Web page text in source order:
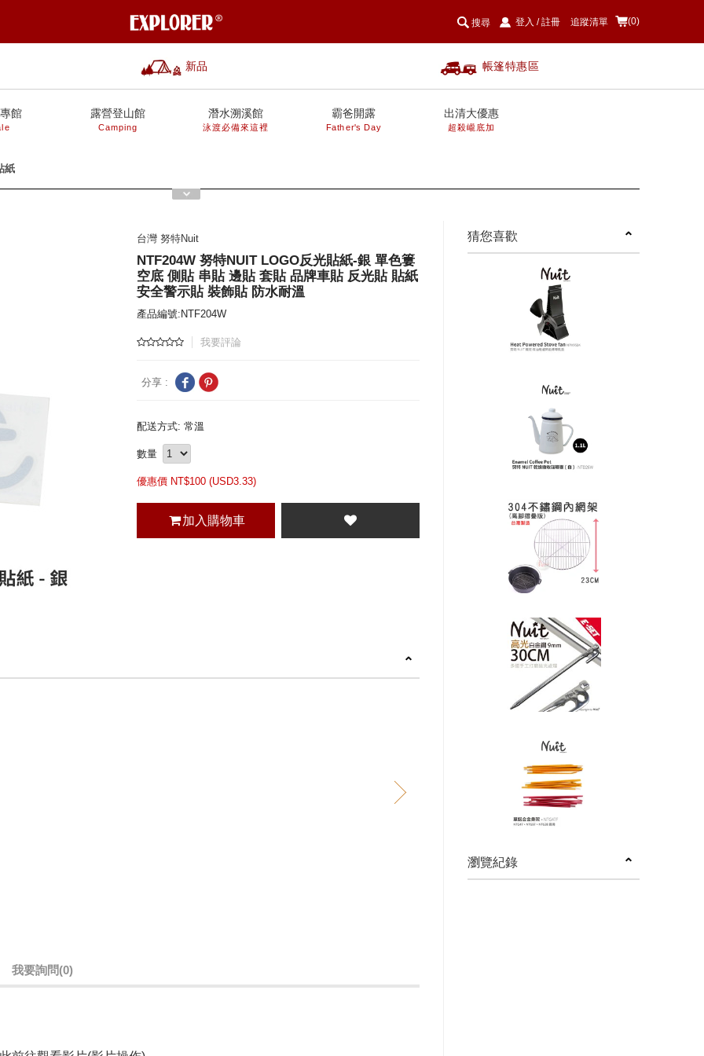
(0)
登入 / 註冊 追蹤清單
新品 帳篷特惠區
搜尋
館 露營登山館
Camping
潛水溯溪館
泳渡必備來這裡
霸爸開露
Father's Day
出清大優惠
超殺巄底加
紙
台灣 努特Nuit
NTF204W 努特NUIT LOGO反光貼紙-銀 單色簍
空底 側貼 串貼 邊貼 套貼 品牌車貼 反光貼 貼紙
安全警示貼 裝飾貼 防水耐溫
產品編號:NTF204W
我要評論
分享 :
配送方式: 常溫
數量
優惠價 NT$100 (USD3.33)
加入購物車
next
我要詢問(0)
猜您喜歡
瀏覽紀錄